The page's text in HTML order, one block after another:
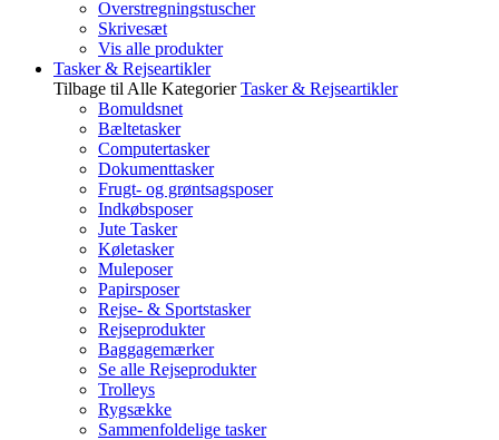
Overstregningstuscher
Skrivesæt
Vis alle produkter
Tasker & Rejseartikler
Tilbage til Alle Kategorier Tasker & Rejseartikler
Bomuldsnet
Bæltetasker
Computertasker
Dokumenttasker
Frugt- og grøntsagsposer
Indkøbsposer
Jute Tasker
Køletasker
Muleposer
Papirsposer
Rejse- & Sportstasker
Rejseprodukter
Baggagemærker
Se alle Rejseprodukter
Trolleys
Rygsække
Sammenfoldelige tasker